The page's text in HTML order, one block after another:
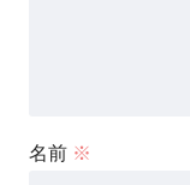
名前 ※